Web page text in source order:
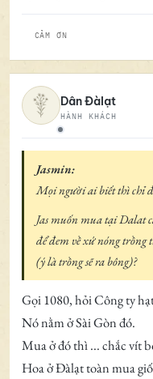
CẢM ƠN
Ngoại tuyến
Dân Đàlạt
HÀNH KHÁCH
Jasmin:
Mọi người ai biết thì chỉ
Jas muốn mua tại Dalat
để đem về xứ nóng
(ý là trồng sẽ ra bông)?
Gọi 1080, hỏi Công ty
Nó nằm ở Sài Gòn đó.
Mua ở đó thì ... chắc vít
Hoa ở Đàlạt toàn mua